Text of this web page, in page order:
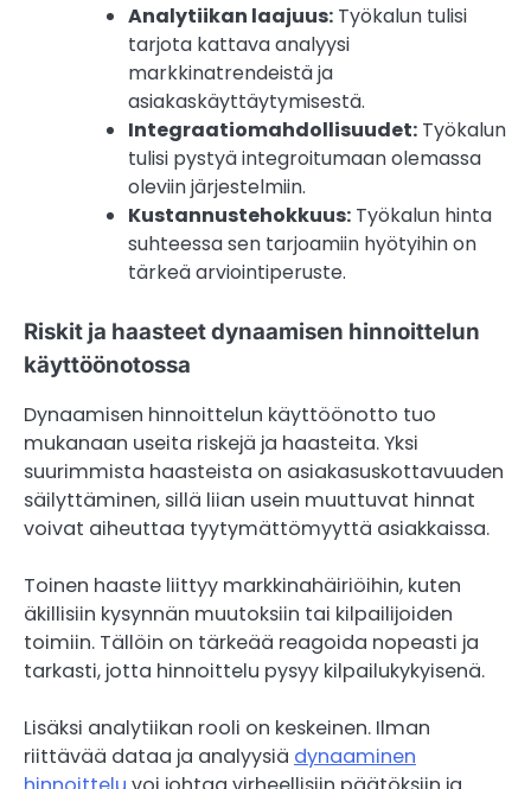
Analytiikan laajuus: Työkalun tulisi
tarjota kattava analyysi
markkinatrendeistä ja
asiakaskäyttäytymisestä.
Integraatiomahdollisuudet: Työkalun
tulisi pystyä integroitumaan olemassa
oleviin järjestelmiin.
Kustannustehokkuus: Työkalun hinta
suhteessa sen tarjoamiin hyötyihin on
tärkeä arviointiperuste.
Riskit ja haasteet dynaamisen hinnoittelun
käyttöönotossa
Dynaamisen hinnoittelun käyttöönotto tuo
mukanaan useita riskejä ja haasteita. Yksi
suurimmista haasteista on asiakasuskottavuuden
säilyttäminen, sillä liian usein muuttuvat hinnat
voivat aiheuttaa tyytymättömyyttä asiakkaissa.
Toinen haaste liittyy markkinahäiriöihin, kuten
äkillisiin kysynnän muutoksiin tai kilpailijoiden
toimiin. Tällöin on tärkeää reagoida nopeasti ja
tarkasti, jotta hinnoittelu pysyy kilpailukykyisenä.
Lisäksi analytiikan rooli on keskeinen. Ilman
riittävää dataa ja analyysiä dynaaminen